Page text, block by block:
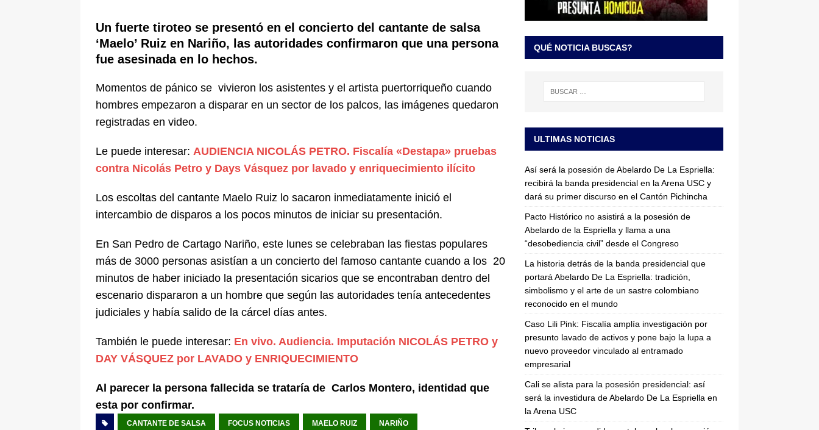
[ 6 de agosto de 2026 ] Cali se alista para la posesión presidencial: así será la investidura de Abelardo
De La Espriella en la Arena USC
Un fuerte tiroteo se presentó en el concierto del cantante de salsa
‘Maelo’ Ruiz en Nariño, las autoridades confirmaron que una persona
fue asesinada en lo hechos.
Momentos de pánico se vivieron los asistentes y el artista puertorriqueño cuando
hombres empezaron a disparar en un sector de los palcos, las imágenes quedaron
registradas en video.
Le puede interesar: AUDIENCIA NICOLÁS PETRO. Fiscalía «Destapa» pruebas
contra Nicolás Petro y Days Vásquez por lavado y enriquecimiento ilícito
Los escoltas del cantante Maelo Ruiz lo sacaron inmediatamente inició el
intercambio de disparos a los pocos minutos de iniciar su presentación.
En San Pedro de Cartago Nariño, este lunes se celebraban las fiestas populares
más de 3000 personas asistían a un concierto del famoso cantante cuando a los 20
minutos de haber iniciado la presentación sicarios que se encontraban dentro del
escenario dispararon a un hombre que según las autoridades tenía antecedentes
judiciales y había salido de la cárcel días antes.
También le puede interesar: En vivo. Audiencia. Imputación NICOLÁS PETRO y
DAY VÁSQUEZ por LAVADO y ENRIQUECIMIENTO
Al parecer la persona fallecida se trataría de Carlos Montero, identidad que
esta por confirmar.
CANTANTE DE SALSA FOCUS NOTICIAS MAELO RUIZ NARIÑO
QUÉ NOTICIA BUSCAS?
ULTIMAS NOTICIAS
Así será la posesión de Abelardo De La Espriella:
recibirá la banda presidencial en la Arena USC y
dará su primer discurso en el Cantón Pichincha
Pacto Histórico no asistirá a la posesión de
Abelardo de la Espriella y llama a una
“desobediencia civil” desde el Congreso
La historia detrás de la banda presidencial que
portará Abelardo De La Espriella: tradición,
simbolismo y el arte de un sastre colombiano
reconocido en el mundo
Caso Lili Pink: Fiscalía amplía investigación por
presunto lavado de activos y pone bajo la lupa a
nuevo proveedor vinculado al entramado
empresarial
Cali se alista para la posesión presidencial: así
será la investidura de Abelardo De La Espriella en
la Arena USC